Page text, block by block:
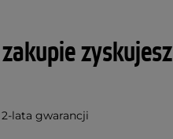
zyskujesz
2-lata gwarancji